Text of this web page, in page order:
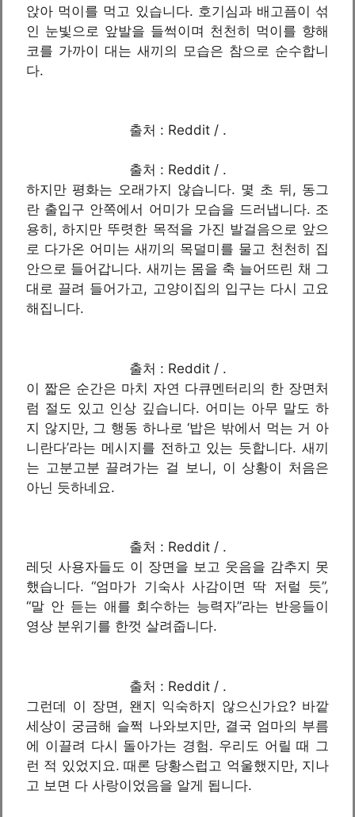
앉아 먹이를 먹고 있습니다. 호기심과 배고픔이 섞
인 눈빛으로 앞발을 들썩이며 천천히 먹이를 향해
코를 가까이 대는 새끼의 모습은 참으로 순수합니
다.
출처 : Reddit / .
출처 : Reddit / .
하지만 평화는 오래가지 않습니다. 몇 초 뒤, 동그
란 출입구 안쪽에서 어미가 모습을 드러냅니다. 조
용히, 하지만 뚜렷한 목적을 가진 발걸음으로 앞으
로 다가온 어미는 새끼의 목덜미를 물고 천천히 집
안으로 들어갑니다. 새끼는 몸을 축 늘어뜨린 채 그
대로 끌려 들어가고, 고양이집의 입구는 다시 고요
해집니다.
출처 : Reddit / .
이 짧은 순간은 마치 자연 다큐멘터리의 한 장면처
럼 절도 있고 인상 깊습니다. 어미는 아무 말도 하
지 않지만, 그 행동 하나로 ‘밥은 밖에서 먹는 거 아
니란다’라는 메시지를 전하고 있는 듯합니다. 새끼
는 고분고분 끌려가는 걸 보니, 이 상황이 처음은
아닌 듯하네요.
출처 : Reddit / .
레딧 사용자들도 이 장면을 보고 웃음을 감추지 못
했습니다. “엄마가 기숙사 사감이면 딱 저럴 듯”,
“말 안 듣는 애를 회수하는 능력자”라는 반응들이
영상 분위기를 한껏 살려줍니다.
출처 : Reddit / .
그런데 이 장면, 왠지 익숙하지 않으신가요? 바깥
세상이 궁금해 슬쩍 나와보지만, 결국 엄마의 부름
에 이끌려 다시 돌아가는 경험. 우리도 어릴 때 그
런 적 있었지요. 때론 당황스럽고 억울했지만, 지나
고 보면 다 사랑이었음을 알게 됩니다.